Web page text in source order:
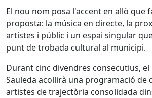
El nou nom posa l'accent en allò que
proposta: la música en directe, la
artistes i públic i un espai singular
punt de trobada cultural al municipi.
Durant cinc divendres consecutius, el
Sauleda acollirà una programació de
artistes de trajectòria consolidada